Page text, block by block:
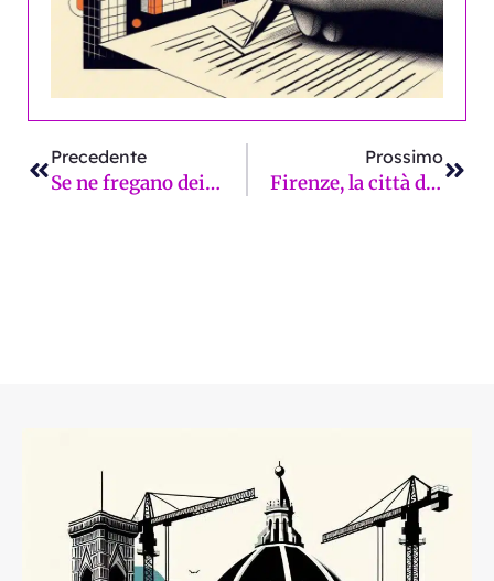
Precedente
Se ne fregano dei tifosi, se ne fregano dei cittadini ostaggio dei cantieri. Sicuri che i fascisti siano gli altri? La Firenze sui giornali di lunedì 27 ottobre
Prossimo
Firenze, la città della paura: genitori e cittadini sono stanchi